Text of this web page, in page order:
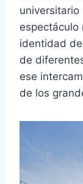
universitario
espectáculo
identidad
de
ese
de los